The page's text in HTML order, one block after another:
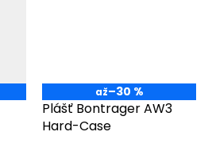
až–30 %
Plášť Bontrager AW3
Hard-Case